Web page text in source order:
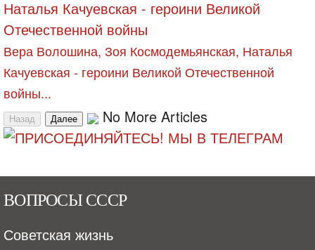
Вера Волошина, Зоя Космодемьянская, Наталья
Качуевская - героини Великой Отечественной
войны...
Назад Далее No More Articles
ВОПРОСЫ СССР
Советская жизнь